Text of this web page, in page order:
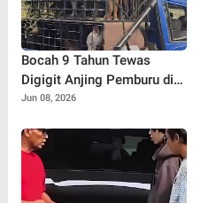
Bocah 9 Tahun Tewas
Digigit Anjing Pemburu di
Jasinga
Jun 08, 2026